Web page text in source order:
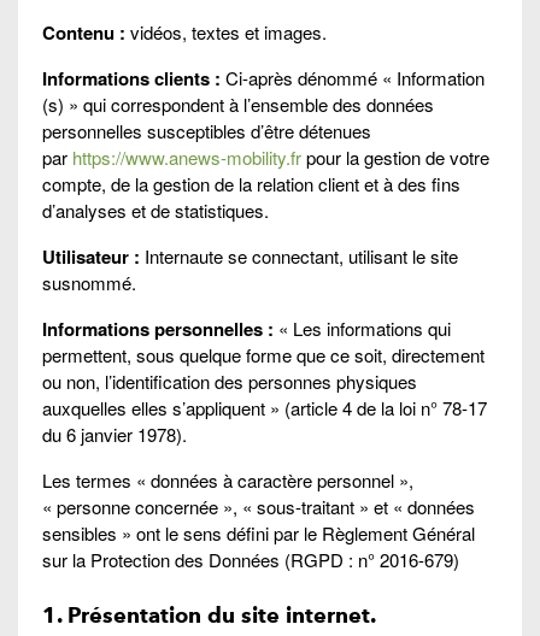
Contenu : vidéos, textes et images.
Informations clients : Ci-après dénommé « Information
(s) » qui correspondent à l’ensemble des données
personnelles susceptibles d’être détenues
par https://www.anews-mobility.frpour la gestion de votre
compte, de la gestion de la relation client et à des fins
d’analyses et de statistiques.
Utilisateur : Internaute se connectant, utilisant le site
susnommé.
Informations personnelles : « Les informations qui
permettent, sous quelque forme que ce soit, directement
ou non, l’identification des personnes physiques
auxquelles elles s’appliquent » (article 4 de la loi n° 78-17
du 6 janvier 1978).
Les termes « données à caractère personnel »,
« personne concernée », « sous-traitant » et « données
sensibles » ont le sens défini par le Règlement Général
sur la Protection des Données (RGPD : n° 2016-679)
1. Présentation du site internet.